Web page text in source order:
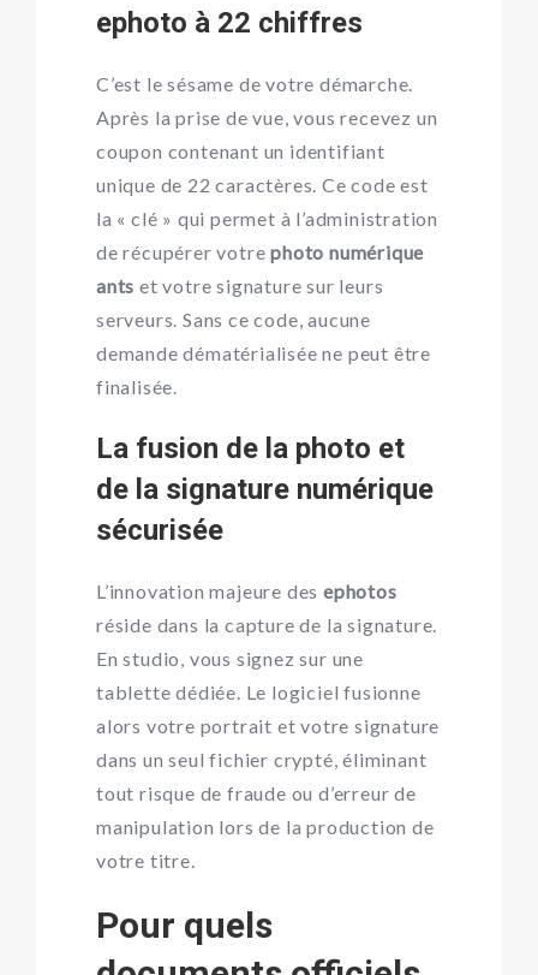
ephoto à 22 chiffres
C’est le sésame de votre démarche.
Après la prise de vue, vous recevez un
coupon contenant un identifiant
unique de 22 caractères. Ce code est
la « clé » qui permet à l’administration
de récupérer votrephoto numérique
ants et votre signature sur leurs
serveurs. Sans ce code, aucune
demande dématérialisée ne peut être
finalisée.
La fusion de la photo et
de la signature numérique
sécurisée
L’innovation majeure des ephotos
réside dans la capture de la signature.
En studio, vous signez sur une
tablette dédiée. Le logiciel fusionne
alors votre portrait et votre signature
dans un seul fichier crypté, éliminant
tout risque de fraude ou d’erreur de
manipulation lors de la production de
votre titre.
Pour quels